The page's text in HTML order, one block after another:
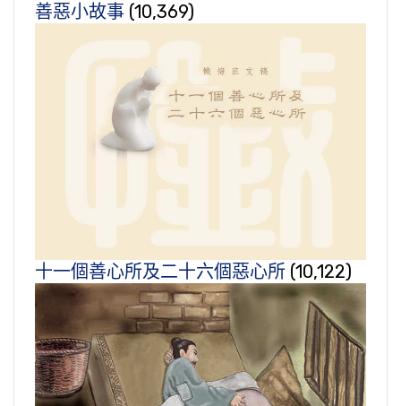
善惡小故事 (10,369)
十一個善心所及二十六個惡心所 (10,122)